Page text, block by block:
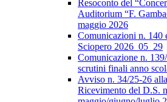
Resoconto del
Auditorium “F.
maggio 2026
Comunicazioni n. 140
Sciopero 2026_05_29
Comunicazione n.
scrutini finali anno
Avviso n. 34/25-26
Ricevimento del D.S.